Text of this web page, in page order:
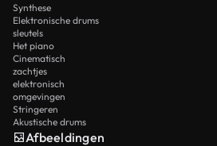
Synthese
Elektronische drums
sleutels
Het piano
Cinematisch
zachtjes
elektronisch
omgevingen
Stringeren
Akustische drums
Afbeeldingen